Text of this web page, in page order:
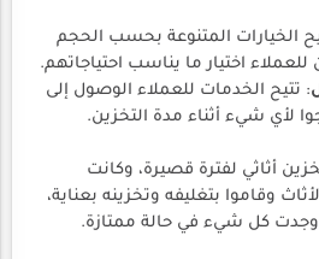
الخيارات المتنوعة بحسب الحجم
اختيار ما يناسب احتياجاتهم.
: تتيح الخدمات للعملاء الوصول إلى
لأي شيء أثناء مدة التخزين.
أثاثي لفترة قصيرة، وكانت
وقاموا بتغليفه وتخزينه بعناية،
وجدت كل شيء في حالة ممتازة.